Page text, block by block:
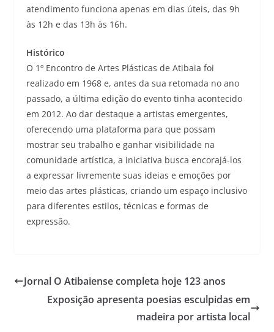
atendimento funciona apenas em dias úteis, das 9h
às 12h e das 13h às 16h.
Histórico
O 1º Encontro de Artes Plásticas de Atibaia foi
realizado em 1968 e, antes da sua retomada no ano
passado, a última edição do evento tinha acontecido
em 2012. Ao dar destaque a artistas emergentes,
oferecendo uma plataforma para que possam
mostrar seu trabalho e ganhar visibilidade na
comunidade artística, a iniciativa busca encorajá-los
a expressar livremente suas ideias e emoções por
meio das artes plásticas, criando um espaço inclusivo
para diferentes estilos, técnicas e formas de
expressão.
Jornal O Atibaiense completa hoje 123 anos
Exposição apresenta poesias esculpidas em
madeira por artista local